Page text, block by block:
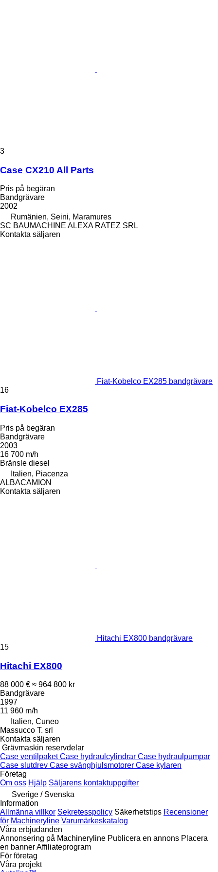
3
Case CX210 All Parts
Pris på begäran
Bandgrävare
2002
Rumänien, Seini, Maramures
SC BAUMACHINE ALEXA RATEZ SRL
Kontakta säljaren
Fiat-Kobelco EX285 bandgrävare
16
Fiat-Kobelco EX285
Pris på begäran
Bandgrävare
2003
16 700 m/h
Bränsle diesel
Italien, Piacenza
ALBACAMION
Kontakta säljaren
Hitachi EX800 bandgrävare
15
Hitachi EX800
88 000 € ≈ 964 800 kr
Bandgrävare
1997
11 960 m/h
Italien, Cuneo
Massucco T. srl
Kontakta säljaren
Grävmaskin reservdelar
Case ventilpaketCase hydraulcylindrar Case hydraulpumpar
Case slutdrev Case svänghjulsmotorer Case kylaren
Företag
Om oss Hjälp Säljarens kontaktuppgifter
Sverige / Svenska
Information
Allmänna villkor Sekretesspolicy Säkerhetstips Recensioner
för Machineryline Varumärkeskatalog
Våra erbjudanden
Annonsering på Machineryline Publicera en annons Placera
en bannerAffiliateprogram
För företag
Våra projekt